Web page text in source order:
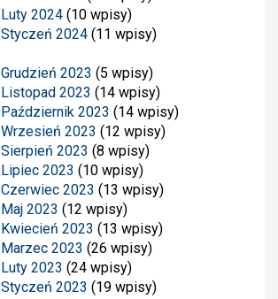
Luty 2024 (10 wpisy)
Styczeń 2024 (11 wpisy)
Grudzień 2023 (5 wpisy)
Listopad 2023 (14 wpisy)
Październik 2023 (14 wpisy)
Wrzesień 2023 (12 wpisy)
Sierpień 2023 (8 wpisy)
Lipiec 2023 (10 wpisy)
Czerwiec 2023 (13 wpisy)
Maj 2023 (12 wpisy)
Kwiecień 2023 (13 wpisy)
Marzec 2023 (26 wpisy)
Luty 2023 (24 wpisy)
Styczeń 2023 (19 wpisy)